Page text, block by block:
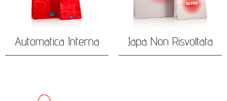
Automatica Interna Japa Non Risvoltata